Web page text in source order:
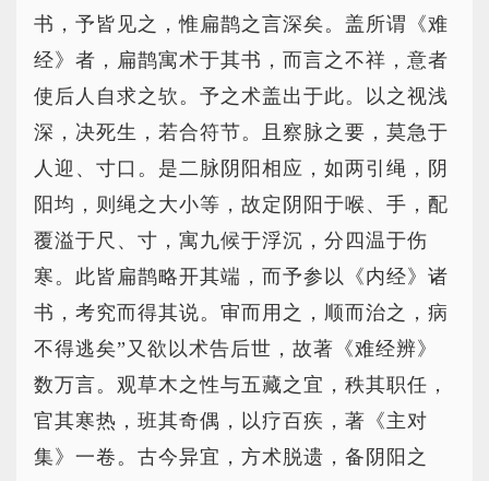
书，予皆见之，惟扁鹊之言深矣。盖所谓《难
经》者，扁鹊寓术于其书，而言之不祥，意者
使后人自求之欤。予之术盖出于此。以之视浅
深，决死生，若合符节。且察脉之要，莫急于
人迎、寸口。是二脉阴阳相应，如两引绳，阴
阳均，则绳之大小等，故定阴阳于喉、手，配
覆溢于尺、寸，寓九候于浮沉，分四温于伤
寒。此皆扁鹊略开其端，而予参以《内经》诸
书，考究而得其说。审而用之，顺而治之，病
不得逃矣”又欲以术告后世，故著《难经辨》
数万言。观草木之性与五藏之宜，秩其职任，
官其寒热，班其奇偶，以疗百疾，著《主对
集》一卷。古今异宜，方术脱遗，备阴阳之